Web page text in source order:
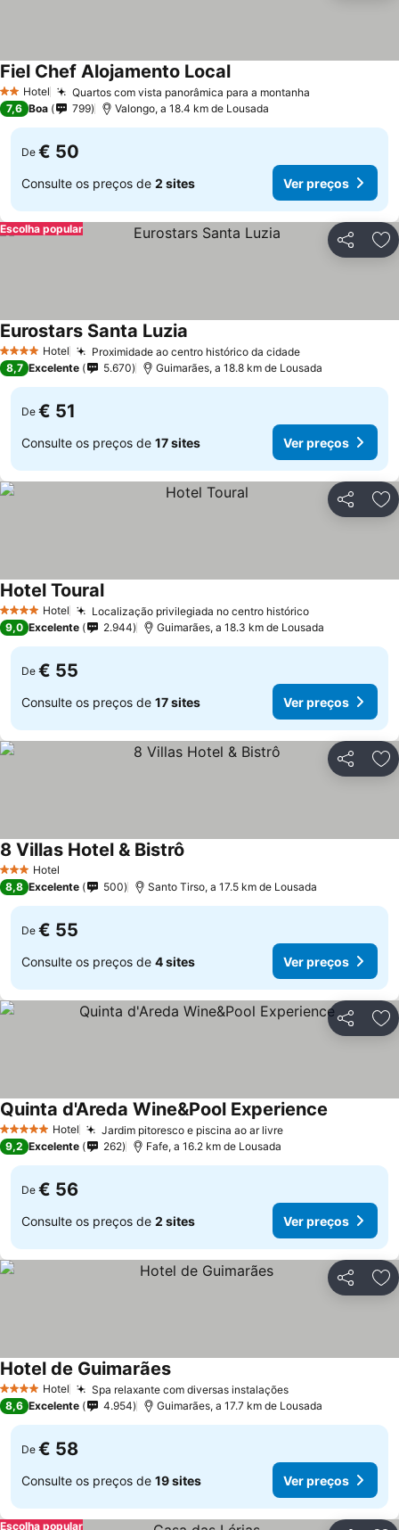
2 Estrelas
Hotel Quartos com vista panorâmica para a montanha
Fiel Chef Alojamento Local
7,6 Boa 799 Valongo, a 18.4 km de Lousada
De € 50
Consulte os preços de 2 sites Ver preços
Partilhar
Escolha popular
4 EstrelasHotel Proximidade ao centro histórico da cidade
Eurostars Santa Luzia
8,7 Excelente 5.670 Guimarães, a 18.8 km de Lousada
De € 51
Consulte os preços de 17 sites Ver preços
Partilhar
4 EstrelasHotel Localização privilegiada no centro histórico
Hotel Toural
9,0 Excelente 2.944 Guimarães, a 18.3 km de Lousada
De € 55
Consulte os preços de 17 sites Ver preços
Partilhar
3 EstrelasHotel
8 Villas Hotel & Bistrô
8,8 Excelente 500 Santo Tirso, a 17.5 km de Lousada
De € 55
Consulte os preços de 4 sites Ver preços
Partilhar
5 Estrelas Hotel Jardim pitoresco e piscina ao ar livre
Quinta d'Areda Wine&Pool Experience
9,2 Excelente 262 Fafe, a 16.2 km de Lousada
De € 56
Consulte os preços de 2 sites Ver preços
Partilhar
4 EstrelasHotel Spa relaxante com diversas instalações
Hotel de Guimarães
8,6 Excelente 4.954 Guimarães, a 17.7 km de Lousada
De € 58
Consulte os preços de 19 sites Ver preços
Escolha popular